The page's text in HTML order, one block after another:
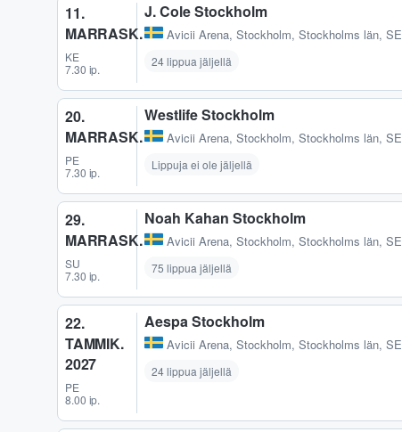
11.
MARRASK.
KE
7.30 ip.
J. Cole Stockholm
Avicii Arena, Stockholm, Stockholms län, SE
24 lippua jäljellä
20.
MARRASK.
PE
7.30 ip.
Westlife Stockholm
Avicii Arena, Stockholm, Stockholms län, SE
Lippuja ei ole jäljellä
29.
MARRASK.
SU
7.30 ip.
Noah Kahan Stockholm
Avicii Arena, Stockholm, Stockholms län, SE
75 lippua jäljellä
22.
TAMMIK.
2027
PE
8.00 ip.
Aespa Stockholm
Avicii Arena, Stockholm, Stockholms län, SE
24 lippua jäljellä